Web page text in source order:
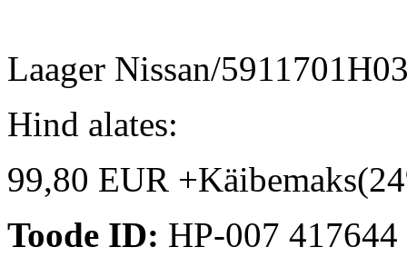
Laager Nissan/
Hind alates:
99,80 EUR
Toode ID: HP-007 417644